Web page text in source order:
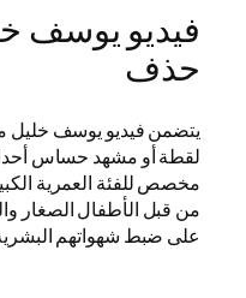
فيديو يوسف
حذف
يتضمن فيديو يوسف خليل
لقطة أو مشهد حساس
مخصص للفئة العمرية
من قبل الأطفال الصغار
على ضبط شهواتهم